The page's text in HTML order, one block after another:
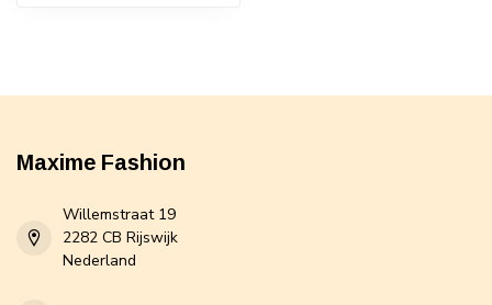
Maxime Fashion
Willemstraat 19
2282 CB Rijswijk
Nederland